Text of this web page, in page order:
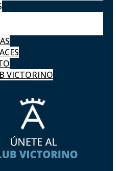
VICTORINO